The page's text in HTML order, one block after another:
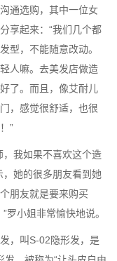
通选购，其中一位女
享起来：“我们几个都
型，不能随意改动。
人嘛。去美发店做造
了。而且，像艾耐儿
，感觉很舒适，也很
”
，我如果不喜欢这个造
她的很多朋友看到她
朋友就是要来购买
罗小姐非常愉快地说。
，叫S-02隐形发，是